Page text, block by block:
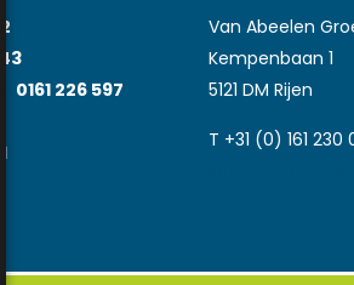
0161 226 597
Van Abeelen
Kempenbaan 1
5121 DM Rijen
T +31 (0) 161 230